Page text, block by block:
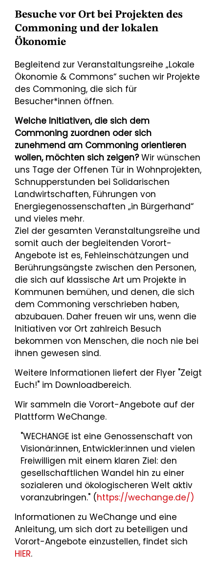
Besuche vor Ort bei Projekten des
Commoning und der lokalen
Ökonomie
Begleitend zur Veranstaltungsreihe „Lokale
Ökonomie & Commons“ suchen wir Projekte
des Commoning, die sich für
Besucher*innen öffnen.
Welche Initiativen, die sich dem
Commoning zuordnen oder sich
zunehmend am Commoning orientieren
wollen, möchten sich zeigen?Wir wünschen
uns Tage der Offenen Tür in Wohnprojekten,
Schnupperstunden bei Solidarischen
Landwirtschaften, Führungen von
Energiegenossenschaften „in Bürgerhand“
und vieles mehr.
Ziel der gesamten Veranstaltungsreihe und
somit auch der begleitenden Vorort-
Angebote ist es, Fehleinschätzungen und
Berührungsängste zwischen den Personen,
die sich auf klassische Art um Projekte in
Kommunen bemühen, und denen, die sich
dem Commoning verschrieben haben,
abzubauen. Daher freuen wir uns, wenn die
Initiativen vor Ort zahlreich Besuch
bekommen von Menschen, die noch nie bei
ihnen gewesen sind.
Weitere Informationen liefert der Flyer "Zeigt
Euch!" im Downloadbereich.
Wir sammeln die Vorort-Angebote auf der
Plattform WeChange.
"WECHANGE ist eine Genossenschaft von
Visionär:innen, Entwickler:innen und vielen
Freiwilligen mit einem klaren Ziel: den
gesellschaftlichen Wandel hin zu einer
sozialeren und ökologischeren Welt aktiv
voranzubringen." (https://wechange.de/)
Informationen zu WeChange und eine
Anleitung, um sich dort zu beteiligen und
Vorort-Angebote einzustellen, findet sich
HIER.